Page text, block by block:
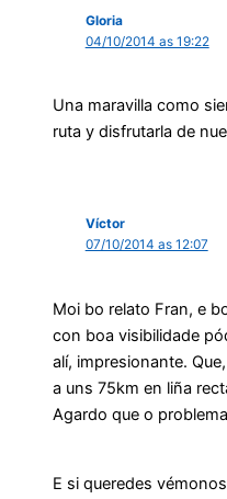
Gloria
04/10/2014 as 19:22
Una maravilla como
ruta y disfrutarla de
Víctor
07/10/2014 as 12:07
Moi bo relato Fran, e
con boa visibilidade
alí, impresionante.
a uns 75km en liña
Agardo que o
E si queredes